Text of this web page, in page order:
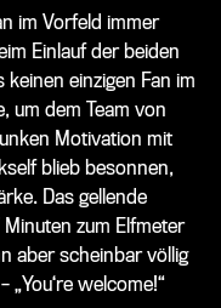
im Vorfeld immer
Einlauf der beiden
keinen einzigen Fan im
um dem Team von
Motivation mit
blieb besonnen,
Das gellende
zum Elfmeter
aber scheinbar völlig
welcome!“